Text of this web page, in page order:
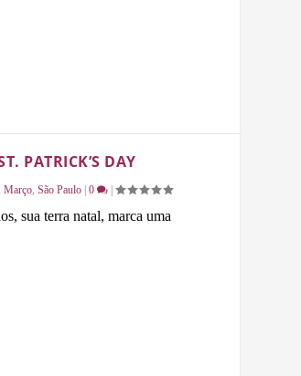
PATRICK’S DAY
Março, São Paulo 0
sua terra natal, marca uma